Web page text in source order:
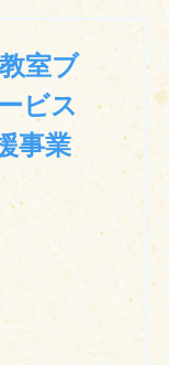
室ブ
ビス
事業